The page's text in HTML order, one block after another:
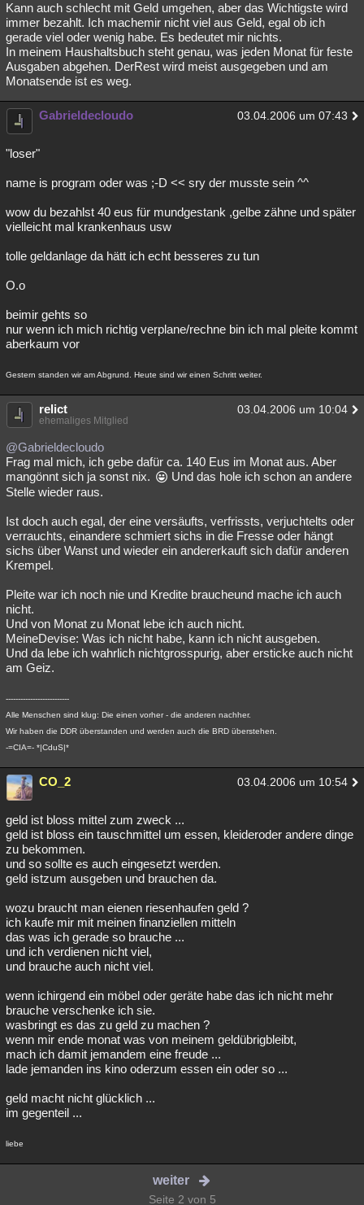
Kann auch schlecht mit Geld umgehen, aber das Wichtigste wird
immer bezahlt. Ich machemir nicht viel aus Geld, egal ob ich
gerade viel oder wenig habe. Es bedeutet mir nichts.
In meinem Haushaltsbuch steht genau, was jeden Monat für feste
Ausgaben abgehen. DerRest wird meist ausgegeben und am
Monatsende ist es weg.
Gabrieldecloudo 03.04.2006 um 07:43
"loser"
name is program oder was ;-D << sry der musste sein ^^
wow du bezahlst 40 eus für mundgestank ,gelbe zähne und später
vielleicht mal krankenhaus usw
tolle geldanlage da hätt ich echt besseres zu tun
O.o
beimir gehts so
nur wenn ich mich richtig verplane/rechne bin ich mal pleite kommt
aberkaum vor
Gestern standen wir am Abgrund. Heute sind wir einen Schritt weiter.
relict 03.04.2006 um 10:04
ehemaliges Mitglied
@Gabrieldecloudo
Frag mal mich, ich gebe dafür ca. 140 Eus im Monat aus. Aber
mangönnt sich ja sonst nix.
Und das hole ich schon an andere
Stelle wieder raus.
Ist doch auch egal, der eine versäufts, verfrissts, verjuchtelts oder
verrauchts, einandere schmiert sichs in die Fresse oder hängt
sichs über Wanst und wieder ein andererkauft sich dafür anderen
Krempel.
Pleite war ich noch nie und Kredite braucheund mache ich auch
nicht.
Und von Monat zu Monat lebe ich auch nicht.
MeineDevise: Was ich nicht habe, kann ich nicht ausgeben.
Und da lebe ich wahrlich nichtgrosspurig, aber ersticke auch nicht
am Geiz.
--------------------------
Alle Menschen sind klug: Die einen vorher - die anderen nachher.
Wir haben die DDR überstanden und werden auch die BRD überstehen.
-=CIA=- *|CduS|*
CO_2 03.04.2006 um 10:54
geld ist bloss mittel zum zweck ...
geld ist bloss ein tauschmittel um essen, kleideroder andere dinge
zu bekommen.
und so sollte es auch eingesetzt werden.
geld istzum ausgeben und brauchen da.
wozu braucht man eienen riesenhaufen geld ?
ich kaufe mir mit meinen finanziellen mitteln
das was ich gerade so brauche ...
und ich verdienen nicht viel,
und brauche auch nicht viel.
wenn ichirgend ein möbel oder geräte habe das ich nicht mehr
brauche verschenke ich sie.
wasbringt es das zu geld zu machen ?
wenn mir ende monat was von meinem geldübrigbleibt,
mach ich damit jemandem eine freude ...
lade jemanden ins kino oderzum essen ein oder so ...
geld macht nicht glücklich ...
im gegenteil ...
liebe
weiter
Seite 2 von 5